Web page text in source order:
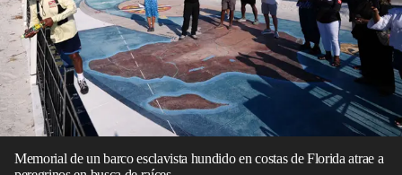
Memorial de un barco esclavista hundido en costas de Florida atrae a